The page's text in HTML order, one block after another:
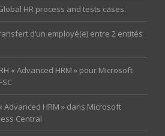
HR process and tests cases.
d’un employé(e) entre 2 entités
« Advanced HRM » pour Microsoft
« Advanced HRM » dans Microsoft
Central